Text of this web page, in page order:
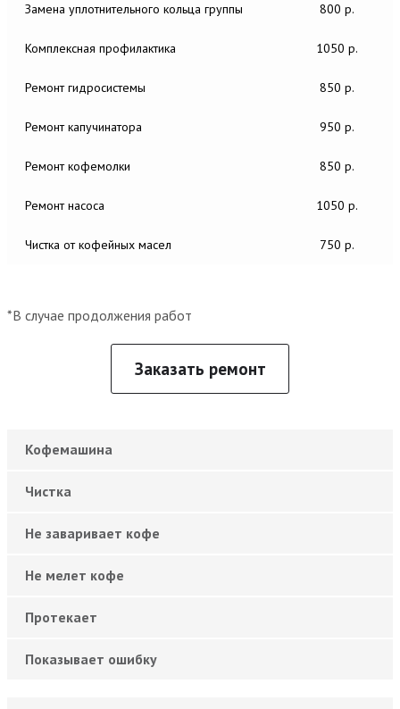
Замена уплотнительного кольца группы 800 р.
Комплексная профилактика 1050 р.
Ремонт гидросистемы 850 р.
Ремонт капучинатора 950 р.
Ремонт кофемолки 850 р.
Ремонт насоса 1050 р.
Чистка от кофейных масел 750 р.
*В случае продолжения работ
Заказать ремонт
Кофемашина
Чистка
Не заваривает кофе
Не мелет кофе
Протекает
Показывает ошибку